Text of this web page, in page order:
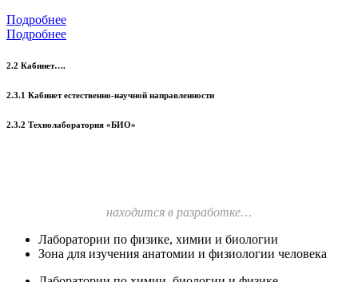
Подробнее
Подробнее
2.2 Кабинет….
2.3.1 Кабинет естественно-научной направленности
2.3.2 Технолаборатория «БИО»
находится в разработке…
Лаборатории по физике, химии и биологии
Зона для изучения анатомии и физиологии человека